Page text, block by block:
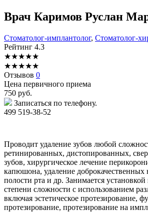
Врач Каримов Руслан
Стоматолог-имплантолог, Стоматолог-
Рейтинг 4.3
★★★★★
★★★★★
Отзывов 0
Цена первичного приема
750 руб.
Записаться по телефону.
499 519-38-52
Проводит удаление зубов любой
ретинированных, дистопированных,
зубов, хирургическое лечение
капюшона, удаление доброкачественных
полости рта и др. Занимается
степени сложности с использованием
включая эстетическое протезирование,
протезирование, протезирование на